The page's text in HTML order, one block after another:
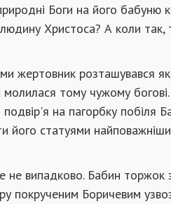
Боги на його бабуню
Христоса? А коли так,
жертовник розташувався
тому чужому
подвір'я на пагорбку
його статуями
не випадково. Бабин торжок
покрученим Боричевим